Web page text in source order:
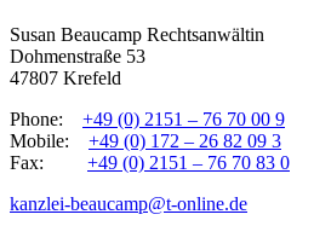
Susan Beaucamp Rechtsanwältin
Dohmenstraße 53
47807 Krefeld
Phone: +49 (0) 2151 – 76 70 00 9
Mobile: +49 (0) 172 – 26 82 09 3
Fax: +49 (0) 2151 – 76 70 83 0
kanzlei-beaucamp@t-online.de